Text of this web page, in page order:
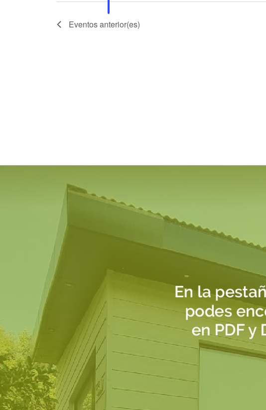
Eventosanterior(es)